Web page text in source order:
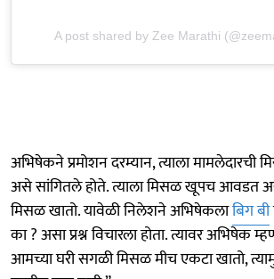
A post shared by Zee Marathi
अभिषेकने प्रमोशन दरम्यान, त्याला
असे सांगितले होते. त्याला मिसळ खूपच आवडत
मिसळ खातो. यावेळी निलेशने अभिषेकलाबिग बी
का ? असा प्रश्न विचारला होता. त्यावर अभिषेक
आमच्या घरी सगळी मिसळ मीच एकटा खातो,